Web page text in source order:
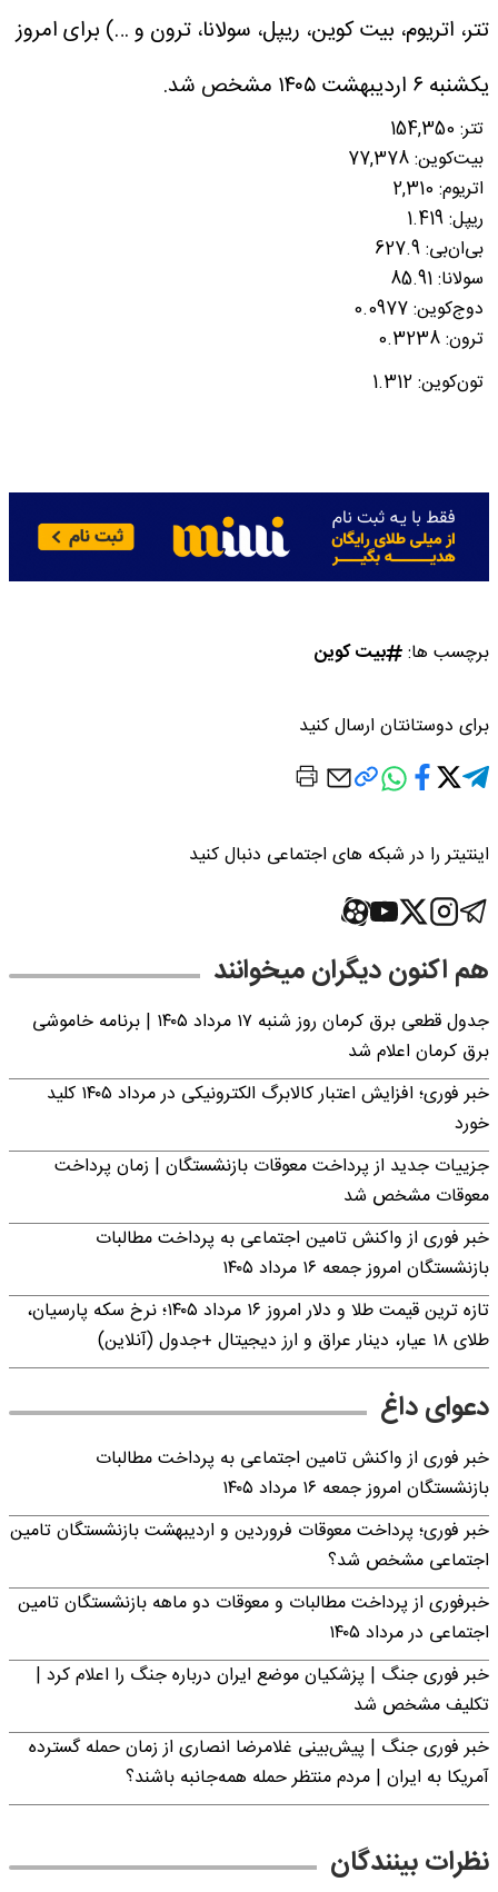
تتر، اتریوم، بیت کوین، ریپل، سولانا، ترون و …) برای امروز
یکشنبه ۶ اردیبهشت ۱۴۰۵ مشخص شد.
تتر: 154,350
بیت‌کوین: 77,378
اتریوم: 2,310
ریپل: 1.419
بی‌ان‌بی: 627.9
سولانا: 85.91
دوج‌کوین: 0.0977
ترون: 0.3238
تون‌کوین: 1.312
برچسب ها: بیت کوین
برای دوستانتان ارسال کنید
اینتیتر را در شبکه های اجتماعی دنبال کنید
هم اکنون دیگران میخوانند
جدول قطعی برق کرمان روز شنبه ۱۷ مرداد ۱۴۰۵ | برنامه خاموشی
برق کرمان اعلام شد
خبر فوری؛ افزایش اعتبار کالابرگ الکترونیکی در مرداد ۱۴۰۵ کلید
خورد
جزییات جدید از پرداخت معوقات بازنشستگان | زمان پرداخت
معوقات مشخص شد
خبر فوری از واکنش تامین اجتماعی به پرداخت مطالبات
بازنشستگان امروز جمعه ۱۶ مرداد ۱۴۰۵
تازه ترین قیمت طلا و دلار امروز ۱۶ مرداد ۱۴۰۵؛ نرخ سکه پارسیان،
طلای ۱۸ عیار، دینار عراق و ارز دیجیتال +جدول (آنلاین)
دعوای داغ
خبر فوری از واکنش تامین اجتماعی به پرداخت مطالبات
بازنشستگان امروز جمعه ۱۶ مرداد ۱۴۰۵
خبر فوری؛ پرداخت معوقات فروردین و اردیبهشت بازنشستگان تامین
اجتماعی مشخص شد؟
خبرفوری از پرداخت مطالبات و معوقات دو ماهه بازنشستگان تامین
اجتماعی در مرداد ۱۴۰۵
خبر فوری جنگ | پزشکیان موضع ایران درباره جنگ را اعلام کرد |
تکلیف مشخص شد
خبر فوری جنگ | پیش‌بینی غلامرضا انصاری از زمان حمله گسترده
آمریکا به ایران | مردم منتظر حمله همه‌جانبه باشند؟
نظرات بینندگان